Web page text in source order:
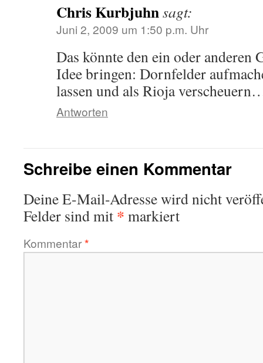
Chris Kurbjuhnsagt:
Juni 2, 2009 um 1:50 p.m. Uhr
Das könnte den ein oder anderen
Idee bringen: Dornfelder
lassen und als Rioja
Antworten
Schreibe einen Kommentar
Deine E-Mail-Adresse wird nicht
Felder sind mit * markiert
Kommentar*